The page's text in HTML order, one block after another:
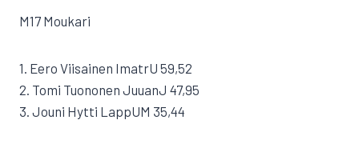
M17 Moukari
1. Eero Viisainen ImatrU 59,52
2. Tomi Tuononen JuuanJ 47,95
3. Jouni Hytti LappUM 35,44